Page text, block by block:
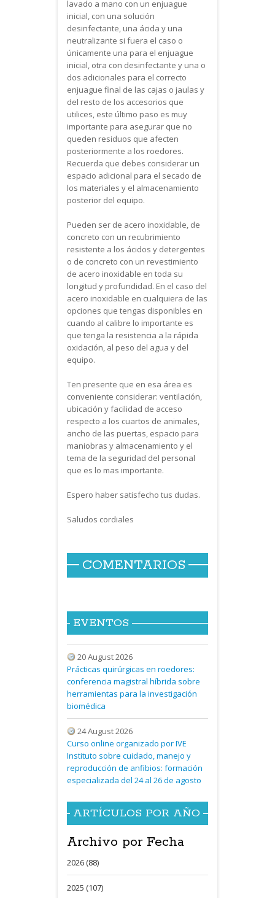
lavado a mano con un enjuague
inicial, con una solución
desinfectante, una ácida y una
neutralizante si fuera el caso o
únicamente una para el enjuague
inicial, otra con desinfectante y una o
dos adicionales para el correcto
enjuague final de las cajas o jaulas y
del resto de los accesorios que
utilices, este último paso es muy
importante para asegurar que no
queden residuos que afecten
posteriormente a los roedores.
Recuerda que debes considerar un
espacio adicional para el secado de
los materiales y el almacenamiento
posterior del equipo.
Pueden ser de acero inoxidable, de
concreto con un recubrimiento
resistente a los ácidos y detergentes
o de concreto con un revestimiento
de acero inoxidable en toda su
longitud y profundidad. En el caso del
acero inoxidable en cualquiera de las
opciones que tengas disponibles en
cuando al calibre lo importante es
que tenga la resistencia a la rápida
oxidación, al peso del agua y del
equipo.
Ten presente que en esa área es
conveniente considerar: ventilación,
ubicación y facilidad de acceso
respecto a los cuartos de animales,
ancho de las puertas, espacio para
maniobras y almacenamiento y el
tema de la seguridad del personal
que es lo mas importante.
Espero haber satisfecho tus dudas.
Saludos cordiales
COMENTARIOS
EVENTOS
20 August 2026
Prácticas quirúrgicas en roedores:
conferencia magistral híbrida sobre
herramientas para la investigación
biomédica
24 August 2026
Curso online organizado por IVE
Instituto sobre cuidado, manejo y
reproducción de anfibios: formación
especializada del 24 al 26 de agosto
ARTÍCULOS POR AÑO
Archivo por Fecha
2026 (88)
2025 (107)